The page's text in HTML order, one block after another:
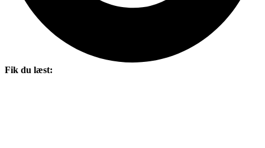
Fik du læst: